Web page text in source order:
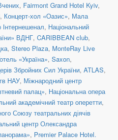
, Fairmont Grand Hotel Kyiv,
, Концерт-хол «Оазис», Мала
Інтернешенал, Національний
ВДНГ, CARIBBEAN club,
, Stereo Plaza, MonteRay Live
«Україна», Saxon,
Збройних Сил України, ATLAS,
НАУ, Міжнародний центр
палац», Національна опера
академічний театр оперетти,
Союзу театральних діячів
центр Олександра
, Premier Palace Hotel.